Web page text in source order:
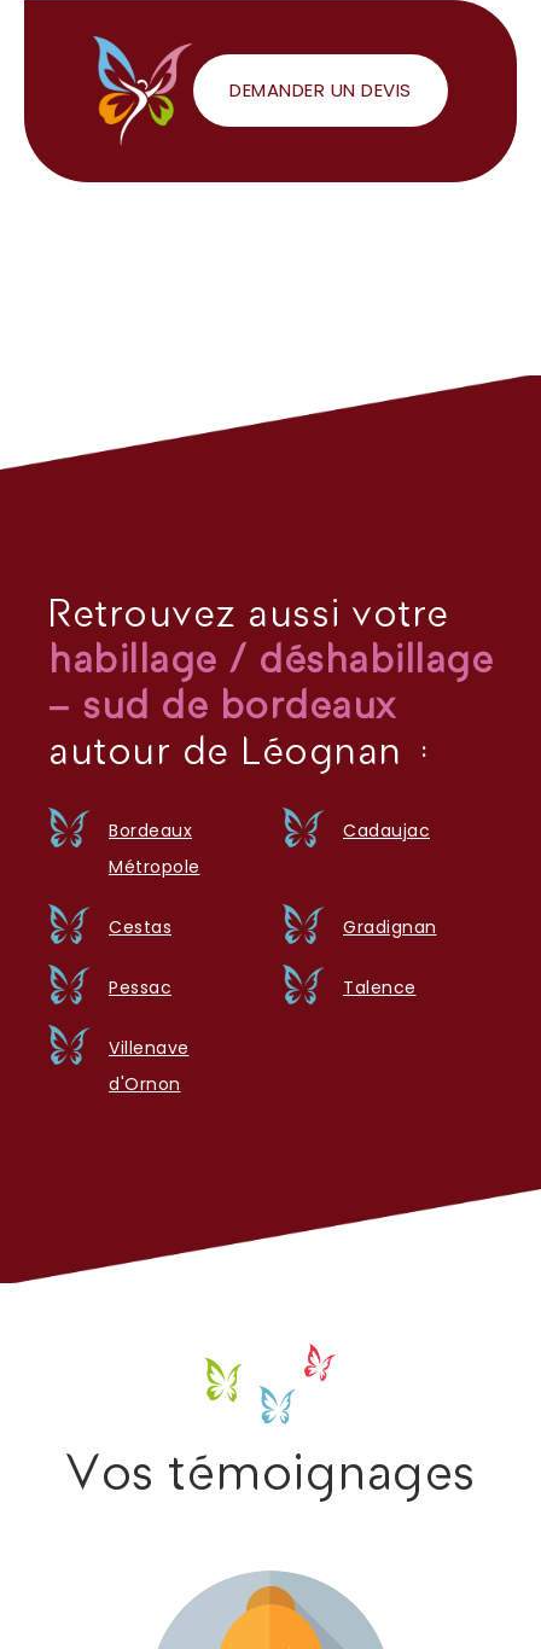
DEMANDER UN DEVIS
Retrouvez aussi votre
habillage / déshabillage
– sud de bordeaux
autour de Léognan :
Bordeaux
Métropole
Cadaujac
Cestas Gradignan
Pessac Talence
Villenave
d'Ornon
Vos témoignages